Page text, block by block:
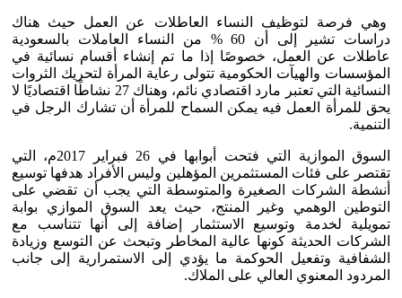
وهي فرصة لتوظيف النساء العاطلات عن العمل حيث هناك
دراسات تشير إلى أن 60 % من النساء العاملات بالسعودية
عاطلات عن العمل، خصوصًا إذا ما تم إنشاء أقسام نسائية في
المؤسسات والهيآت الحكومية تتولى رعاية المرأة لتحريك الثروات
النسائية التي تعتبر مارد اقتصادي نائم، وهناك 27 نشاطًا اقتصاديًا لا
يحق للمرأة العمل فيه يمكن السماح للمرأة أن تشارك الرجل في
التنمية.
السوق الموازية التي فتحت أبوابها في 26 فبراير 2017م، التي
تقتصر على فئات المستثمرين المؤهلين وليس الأفراد هدفها توسيع
أنشطة الشركات الصغيرة والمتوسطة التي يجب أن تقضي على
التوطين الوهمي وغير المنتج، حيث يعد السوق الموازي بوابة
تمويلية لخدمة وتوسيع الاستثمار إضافة إلى أنها تتناسب مع
الشركات الحديثة كونها عالية المخاطر وتبحث عن التوسع وزيادة
الشفافية وتفعيل الحوكمة ما يؤدي إلى الاستمرارية إلى جانب
المردود المعنوي العالي على الملاك.